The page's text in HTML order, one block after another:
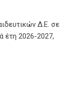
Δ.Ε. σε
έτη 2026-2027,